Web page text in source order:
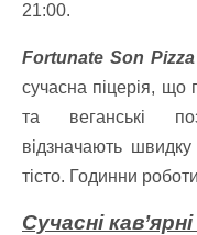
21:00.
Fortunate Son
сучасна піцерія, що
та веганські
відзначають
тісто. Годинни
Сучасні